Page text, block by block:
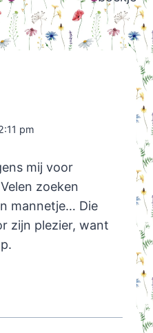
pm
mij voor
zoeken
mannetje… Die
zijn plezier, want